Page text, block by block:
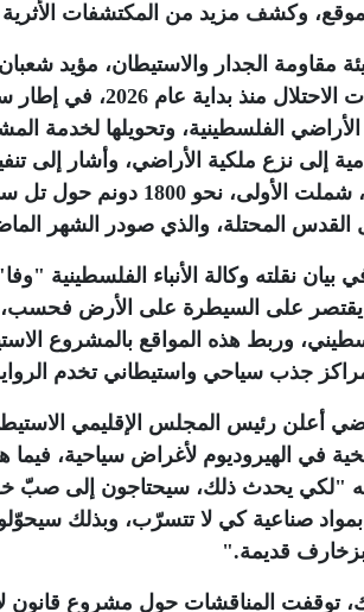
وكشف مزيد من المكتشفات الأثرية
مقاومة الجدار والاستيطان، مؤيد
تُصدرها سلطات
الأراضي الفلسطينية، وتحويلها لخدمة
إلى نزع ملكية الأراضي، وأشار إلى
المحتلة، والذي صودر الشهر
بيان نقلته وكالة الأنباء الفلسطينية
يقتصر على السيطرة على الأرض
وربط هذه المواقع بالمشروع
جذب سياحي واستيطاني تخدم
أعلن رئيس المجلس الإقليمي
في الهيروديوم لأغراض سياحية،
إنه "لكي يحدث ذلك، سيحتاجون إلى صبّ
قديمة".
توقفت المناقشات حول مشروع قانون